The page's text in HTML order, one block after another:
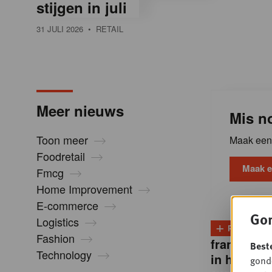
stijgen in juli
31 JULI 2026 • RETAIL
Meer nieuws
Toon meer
Foodretail
Fmcg
Home Improvement
E-commerce
Logistics
Fashion
Technology
Mis
Maak
Maak
+ PLUS
in handen